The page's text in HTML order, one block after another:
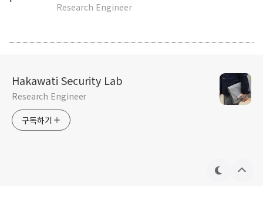
Research Engineer
Hakawati Security Lab
Research Engineer
구독하기
테
상